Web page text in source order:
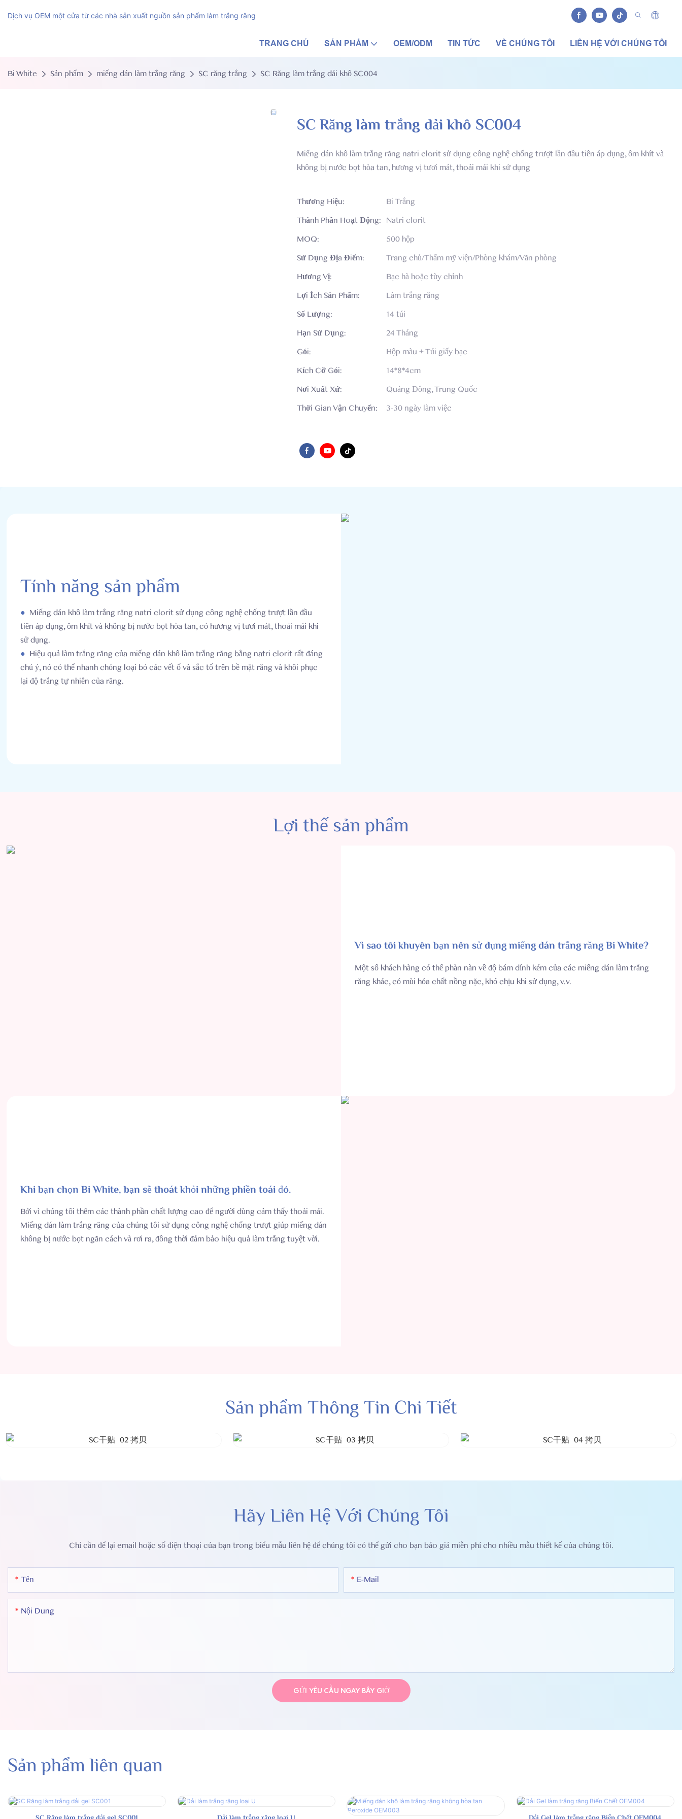
Dịch vụ OEM một cửa từ các nhà sản xuất nguồn sản phẩm làm trắng răng
TRANG CHỦ SẢN PHẨM OEM/ODM TIN TỨC VỀ CHÚNG TÔI LIÊN HỆ VỚI CHÚNG TÔI
Bi White Sản phẩm miếng dán làm trắng răng SC răng trắng SC Răng làm trắng dải khô SC004
SC Răng làm trắng dải khô SC004
Miếng dán khô làm trắng răng natri clorit sử dụng công nghệ chống trượt lần đầu tiên áp dụng, ôm khít và
không bị nước bọt hòa tan, hương vị tươi mát, thoải mái khi sử dụng
Thương Hiệu: Bi Trắng
Thành Phần Hoạt Động: Natri clorit
MOQ: 500 hộp
Sử Dụng Địa Điểm: Trang chủ/Thẩm mỹ viện/Phòng khám/Văn phòng
Hương Vị: Bạc hà hoặc tùy chỉnh
Lợi Ích Sản Phẩm: Làm trắng răng
Số Lượng: 14 túi
Hạn Sử Dụng: 24 Tháng
Gói: Hộp màu + Túi giấy bạc
Kích Cỡ Gói: 14*8*4cm
Nơi Xuất Xứ: Quảng Đông, Trung Quốc
Thời Gian Vận Chuyển: 3-30 ngày làm việc
Tính năng sản phẩm
● Miếng dán khô làm trắng răng natri clorit sử dụng công nghệ chống trượt lần đầu
tiên áp dụng, ôm khít và không bị nước bọt hòa tan, có hương vị tươi mát, thoải mái khi
sử dụng.
● Hiệu quả làm trắng răng của miếng dán khô làm trắng răng bằng natri clorit rất đáng
chú ý, nó có thể nhanh chóng loại bỏ các vết ố và sắc tố trên bề mặt răng và khôi phục
lại độ trắng tự nhiên của răng.
Lợi thế sản phẩm
Vì sao tôi khuyên bạn nên sử dụng miếng dán trắng răng Bi White?
Một số khách hàng có thể phàn nàn về độ bám dính kém của các miếng dán làm trắng
răng khác, có mùi hóa chất nồng nặc, khó chịu khi sử dụng, v.v.
Khi bạn chọn Bi White, bạn sẽ thoát khỏi những phiền toái đó.
Bởi vì chúng tôi thêm các thành phần chất lượng cao để người dùng cảm thấy thoải mái.
Miếng dán làm trắng răng của chúng tôi sử dụng công nghệ chống trượt giúp miếng dán
không bị nước bọt ngăn cách và rơi ra, đồng thời đảm bảo hiệu quả làm trắng tuyệt vời.
Sản phẩm Thông Tin Chi Tiết
Hãy Liên Hệ Với Chúng Tôi
Chỉ cần để lại email hoặc số điện thoại của bạn trong biểu mẫu liên hệ để chúng tôi có thể gửi cho bạn báo giá miễn phí cho nhiều mẫu thiết kế của chúng tôi.
Tên E-Mail
Nội Dung
GỬI YÊU CẦU NGAY BÂY GIỜ
Sản phẩm liên quan